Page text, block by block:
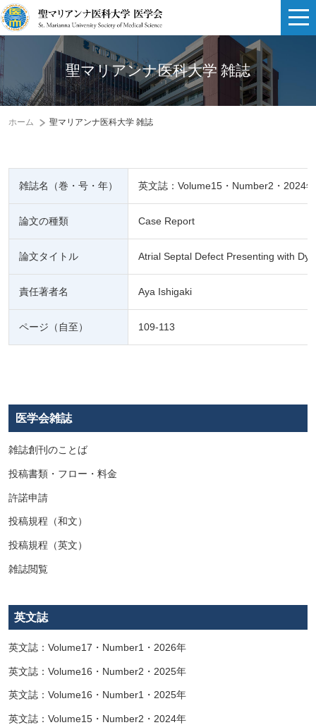
聖マリアンナ医科大学 雑誌
ホーム 聖マリアンナ医科大学 雑誌
雑誌名（巻・号・年） 英文誌：Volume15・Number2・2024年
論文の種類 Case Report
論文タイトル Atrial Septal Defect Presenting with
責任著者名 Aya Ishigaki
ページ（自至） 109-113
医学会雑誌
雑誌創刊のことば
投稿書類・フロー・料金
許諾申請
投稿規程（和文）
投稿規程（英文）
雑誌閲覧
英文誌
英文誌：Volume17・Number1・2026年
英文誌：Volume16・Number2・2025年
英文誌：Volume16・Number1・2025年
英文誌：Volume15・Number2・2024年